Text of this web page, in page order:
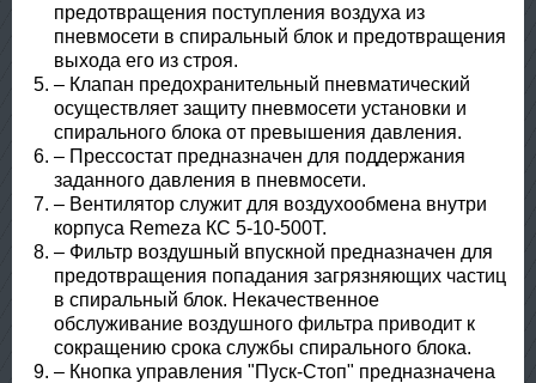
предотвращения поступления воздуха из
пневмосети в спиральный блок и предотвращения
выхода его из строя.
– Клапан предохранительный пневматический
осуществляет защиту пневмосети установки и
спирального блока от превышения давления.
– Прессостат предназначен для поддержания
заданного давления в пневмосети.
– Вентилятор служит для воздухообмена внутри
корпуса Remeza КС 5-10-500Т.
– Фильтр воздушный впускной предназначен для
предотвращения попадания загрязняющих частиц
в спиральный блок. Некачественное
обслуживание воздушного фильтра приводит к
сокращению срока службы спирального блока.
– Кнопка управления "Пуск-Стоп" предназначена